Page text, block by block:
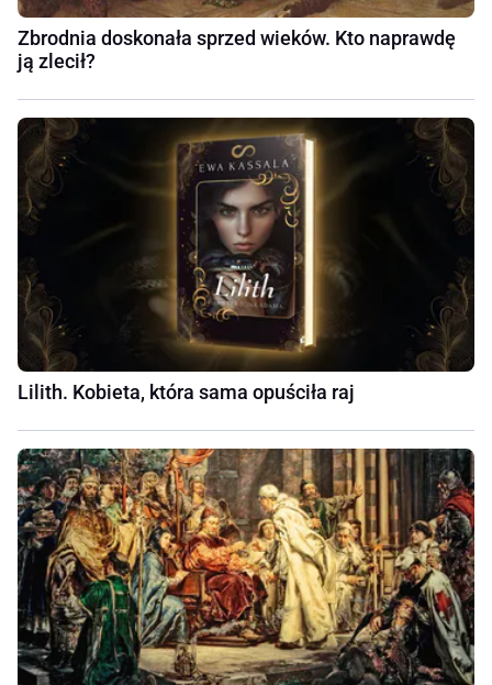
Zbrodnia doskonała sprzed wieków. Kto naprawdę
ją zlecił?
Lilith. Kobieta, która sama opuściła raj